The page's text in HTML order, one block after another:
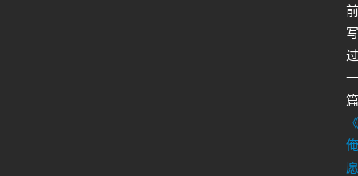
前
写
过
一
篇
《
俺
愿